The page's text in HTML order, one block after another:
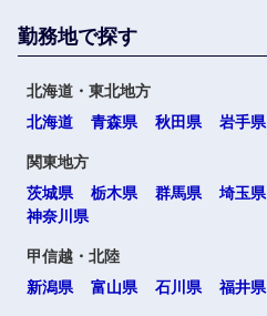
勤務地で探す
北海道・東北地方
北海道
青森県 秋田県 岩手県
関東地方
茨城県
栃木県 群馬県 埼玉県
神奈川県
甲信越・北陸
新潟県
富山県 石川県 福井県